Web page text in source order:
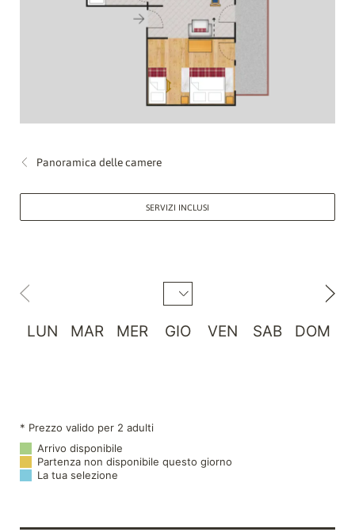
Panoramica delle camere
SERVIZI INCLUSI